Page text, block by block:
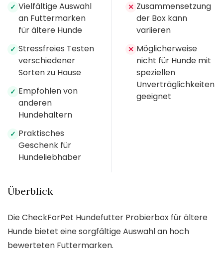
✓ Vielfältige Auswahl
an Futtermarken
für ältere Hunde
✓ Stressfreies Testen
verschiedener
Sorten zu Hause
✓ Empfohlen von
anderen
Hundehaltern
✓ Praktisches
Geschenk für
Hundeliebhaber
✕ Zusammensetzung
der Box kann
variieren
✕ Möglicherweise
nicht für Hunde mit
speziellen
Unverträglichkeiten
geeignet
Überblick
Die CheckForPet Hundefutter Probierbox für ältere
Hunde bietet eine sorgfältige Auswahl an hoch
bewerteten Futtermarken.